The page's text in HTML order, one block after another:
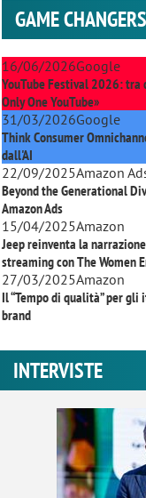
GAME CHANGERS
16/06/2026Google
YouTube Festival 2026: tra
Only One YouTube»
31/03/2026Google
Think Consumer
dall'AI
22/09/2025Amazon
Beyond the Generational
Amazon Ads
15/04/2025Amazon
Jeep reinventa la
streaming conThe Women
27/03/2025Amazon
Il “Tempo di qualità” per
brand
INTERVISTE